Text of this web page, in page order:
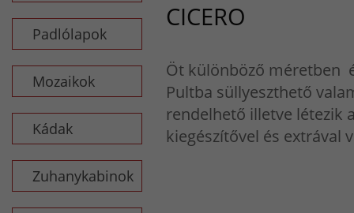
Padlólapok
Mozaikok
Kádak
Zuhanykabinok
CICERO
Öt különböző méretben
Pultba süllyeszthető
rendelhető illetve létezik
kiegészítővel és extrával